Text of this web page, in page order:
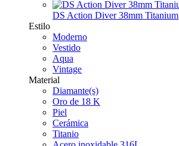
DS Action Diver 38mm Titanium
Estilo
Moderno
Vestido
Aqua
Vintage
Material
Diamante(s)
Oro de 18 K
Piel
Cerámica
Titanio